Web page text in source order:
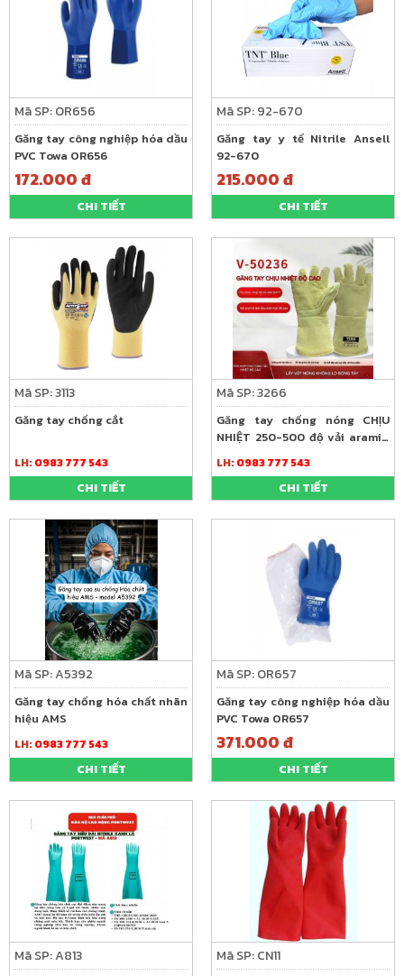
Mã SP: OR656
Găng tay công nghiệp hóa dầu
PVC Towa OR656
172.000 đ
CHI TIẾT
Mã SP: 92-670
Găng tay y tế Nitrile Ansell
92-670
215.000 đ
CHI TIẾT
Mã SP: 3113
Găng tay chống cắt
LH:0983 777 543
CHI TIẾT
Mã SP: 3266
Găng tay chống nóng CHỊU
NHIỆT 250-500 độ vải aramid
LH:0983 777 543
CHI TIẾT
Mã SP: A5392
Găng tay chống hóa chất nhãn
hiệu AMS
LH:0983 777 543
CHI TIẾT
Mã SP: OR657
Găng tay công nghiệp hóa dầu
PVC Towa OR657
371.000 đ
CHI TIẾT
Mã SP: A813 Mã SP: CN11